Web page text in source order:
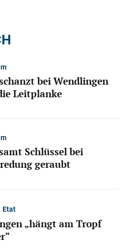
bei Wendlingen
Leitplanke
Schlüssel bei
geraubt
Etat
„hängt am Tropf